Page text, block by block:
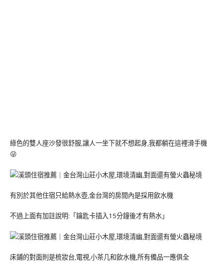
綠色的雙人座沙發很舒服,讓人一坐下就不想起身,我都躺在這裡滑手機
😜
有別於其他住宿只給熱水壺,金台灣的房間內是採用飲水機
不過上面有加註說明:「鑰匙卡插入15分鐘後才有熱水」
床鋪的對面則是梳妝台,電視,小茶几和飲水機,所有備品一應俱全